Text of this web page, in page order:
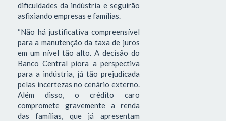
dificuldades da indústria e seguirão
asfixiando empresas e famílias.
“Não há justificativa compreensível
para a manutenção da taxa de juros
em um nível tão alto. A decisão do
Banco Central piora a perspectiva
para a indústria, já tão prejudicada
pelas incertezas no cenário externo.
Além disso, o crédito caro
compromete gravemente a renda
das famílias, que já apresentam